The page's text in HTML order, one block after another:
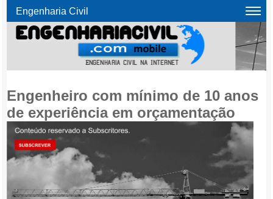
Engenharia Civil
Engenheiro com mínimo de 10 anos
de experiência em orçamentação